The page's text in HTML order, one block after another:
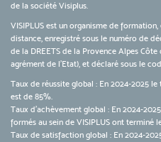
de la société Visiplus.
VISIPLUS est un organisme de
distance, enregistré sous le numéro de
de la DREETS de la Provence Alpes
agrément de l’Etat), et déclaré sous le
Taux de réussite global : En 2024-2025
est de 85%.
Taux d’achèvement global : En 2024-
formés au sein de VISIPLUS ont terminé
Taux de satisfaction global : En 2024-